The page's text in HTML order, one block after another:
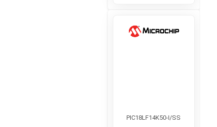
PIC18LF14K50-I/SS